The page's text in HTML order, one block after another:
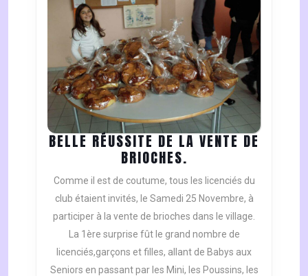
BELLE RÉUSSITE DE LA VENTE DE
BRIOCHES.
RÉUSSITE
DE
LA
VENTE
DE
BRIOCHES.
Comme il est de coutume, tous les licenciés du
club étaient invités, le Samedi 25 Novembre, à
participer à la vente de brioches dans le village.
La 1ère surprise fût le grand nombre de
licenciés,garçons et filles, allant de Babys aux
Seniors en passant par les Mini, les Poussins, les